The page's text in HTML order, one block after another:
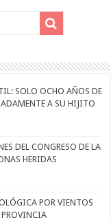
SOLO OCHO AÑOS DE
A SU HIJITO
DEL CONGRESO DE LA
HERIDAS
POR VIENTOS